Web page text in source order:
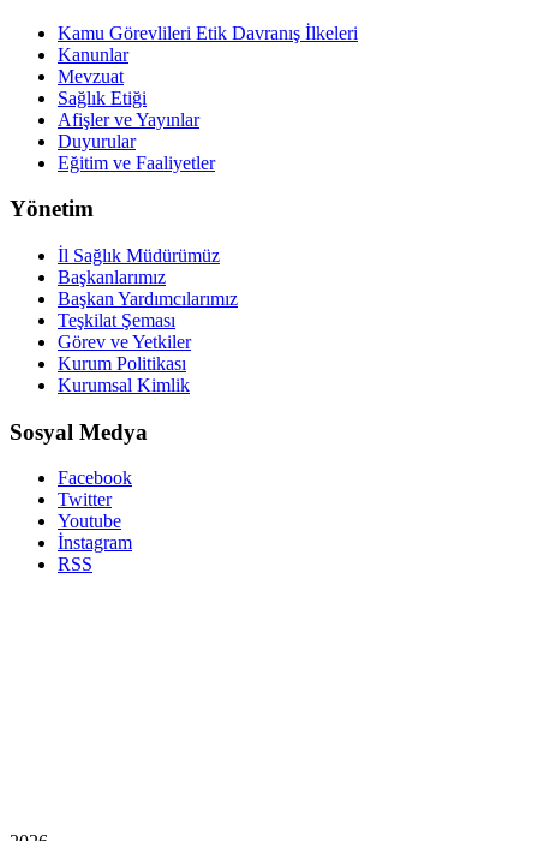
Kamu Görevlileri Etik Davranış İlkeleri
Kanunlar
Mevzuat
Sağlık Etiği
Afişler ve Yayınlar
Duyurular
Eğitim ve Faaliyetler
Yönetim
İl Sağlık Müdürümüz
Başkanlarımız
Başkan Yardımcılarımız
Teşkilat Şeması
Görev ve Yetkiler
Kurum Politikası
Kurumsal Kimlik
Sosyal Medya
Facebook
Twitter
Youtube
İnstagram
RSS